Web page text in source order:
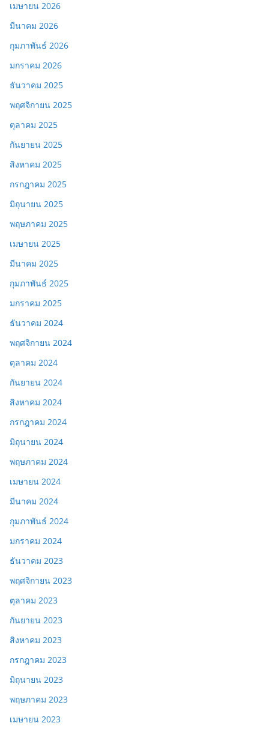
เมษายน 2026
มีนาคม 2026
กุมภาพันธ์ 2026
มกราคม 2026
ธันวาคม 2025
พฤศจิกายน 2025
ตุลาคม 2025
กันยายน 2025
สิงหาคม 2025
กรกฎาคม 2025
มิถุนายน 2025
พฤษภาคม 2025
เมษายน 2025
มีนาคม 2025
กุมภาพันธ์ 2025
มกราคม 2025
ธันวาคม 2024
พฤศจิกายน 2024
ตุลาคม 2024
กันยายน 2024
สิงหาคม 2024
กรกฎาคม 2024
มิถุนายน 2024
พฤษภาคม 2024
เมษายน 2024
มีนาคม 2024
กุมภาพันธ์ 2024
มกราคม 2024
ธันวาคม 2023
พฤศจิกายน 2023
ตุลาคม 2023
กันยายน 2023
สิงหาคม 2023
กรกฎาคม 2023
มิถุนายน 2023
พฤษภาคม 2023
เมษายน 2023